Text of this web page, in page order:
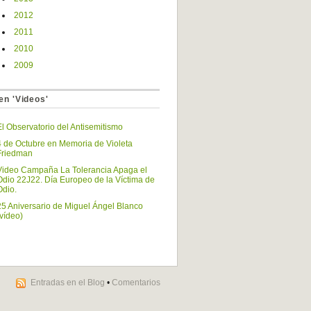
2012
2011
2010
2009
'Videos'
Observatorio del Antisemitismo
de Octubre en Memoria de Violeta
Campaña La Tolerancia Apaga el
22J22. Día Europeo de la Víctima de
Aniversario de Miguel Ángel Blanco
Entradas en el Blog • Comentarios